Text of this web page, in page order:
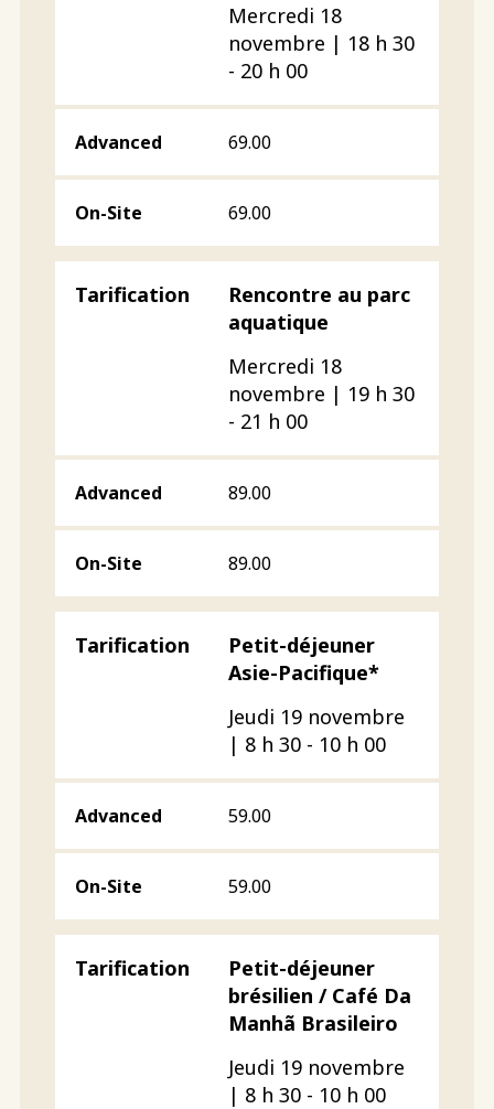
Mercredi 18
novembre | 18 h 30
- 20 h 00
69.00
69.00
Rencontre au parc
aquatique
Mercredi 18
novembre | 19 h 30
- 21 h 00
89.00
89.00
Petit-déjeuner
Asie-Pacifique*
Jeudi 19 novembre
| 8 h 30 - 10 h 00
59.00
59.00
Petit-déjeuner
brésilien / Café Da
Manhã Brasileiro
Jeudi 19 novembre
| 8 h 30 - 10 h 00